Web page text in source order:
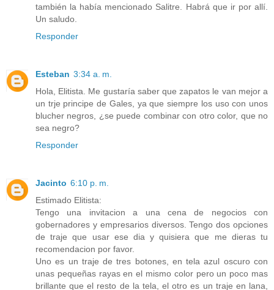
también la había mencionado Salitre. Habrá que ir por allí.
Un saludo.
Responder
Esteban 3:34 a. m.
Hola, Elitista. Me gustaría saber que zapatos le van mejor a
un trje principe de Gales, ya que siempre los uso con unos
blucher negros, ¿se puede combinar con otro color, que no
sea negro?
Responder
Jacinto 6:10 p. m.
Estimado Elitista:
Tengo una invitacion a una cena de negocios con
gobernadores y empresarios diversos. Tengo dos opciones
de traje que usar ese dia y quisiera que me dieras tu
recomendacion por favor.
Uno es un traje de tres botones, en tela azul oscuro con
unas pequeñas rayas en el mismo color pero un poco mas
brillante que el resto de la tela, el otro es un traje en lana,